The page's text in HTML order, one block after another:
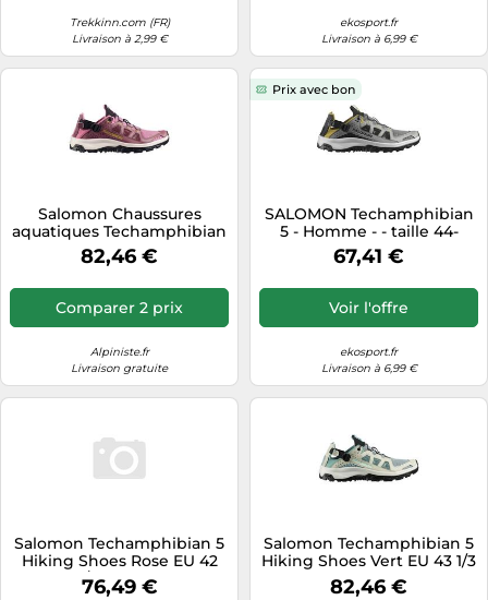
Trekkinn.com (FR)
Livraison à 2,99 €
ekosport.fr
Livraison à 6,99 €
Salomon Chaussures
aquatiques Techamphibian
5 Femme Violet EU 36
82,46 €
Comparer 2 prix
Alpiniste.fr
Livraison gratuite
Prix avec bon
SALOMON Techamphibian
5 - Homme - - taille 44-
modèle 2026
67,41 €
Voir l'offre
ekosport.fr
Livraison à 6,99 €
Salomon Techamphibian 5
Hiking Shoes Rose EU 42
2/3 Femme
76,49 €
Salomon Techamphibian 5
Hiking Shoes Vert EU 43 1/3
Femme
82,46 €